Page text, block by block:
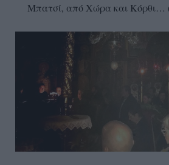
Μπατσί, από Χώρα και Κόρθι…